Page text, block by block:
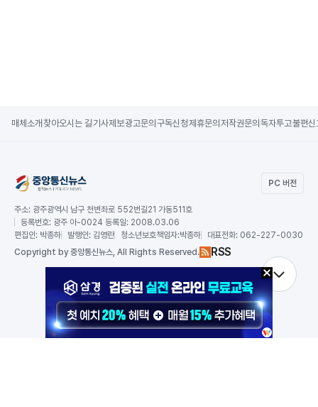
매체소개 찾아오시는 길기사제보광고문의 구독신청제휴문의 저작권문의 독자투고불편신
PC 버전
주소: 광주광역시 남구 천변좌로 552번길21 가동511호
등록번호: 광주 아-0024 등록일: 2008.03.06
편집인: 박종하 발행인: 김영란 청소년보호책임자:박종하 대표전화: 062-227-0030
Copyright by 중앙통신뉴스, All Rights Reserved. RSS